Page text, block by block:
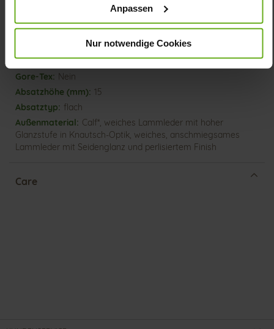
Anpassen
Nur notwendige Cookies
Obermaterial (LEATHER WORKING GROUP Gold zertifiziert),
Nachhaltiges Produkt, Made in Europe
Schnürung
Nein
15
flach
Calf*, weiches Lammleder mit hoher
Glanzstufe in Knautsch-Optik, weiches, anschmiegsames
Lammleder mit Seidenglanz und perlisiertem Finish
Care